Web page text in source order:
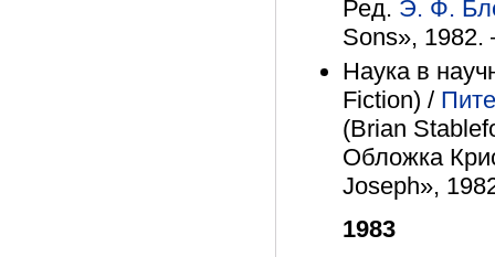
Ред. Э. Ф.
Sons», 1982.
Наука в
Fiction) /
(Brian
Обложка
Joseph»,
1983